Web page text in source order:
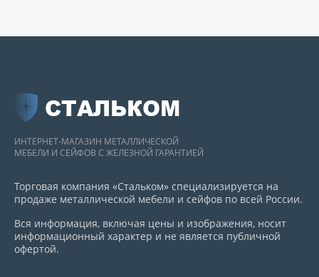
СТАЛЬКОМ
ИНТЕРНЕТ-МАГАЗИН МЕТАЛЛИЧЕСКОЙ
МЕБЕЛИ И СЕЙФОВ С ЖЕЛЕЗНОЙ ГАРАНТИЕЙ
Торговая компания «Стальком» специализируется на
продаже металлической мебели и сейфов по всей России.
Вся информация, включая цены и изображения, носит
информационный характер и не является публичной
офертой.